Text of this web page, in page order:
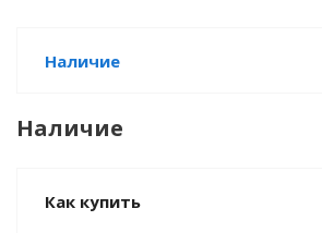
Наличие
Наличие
Как купить